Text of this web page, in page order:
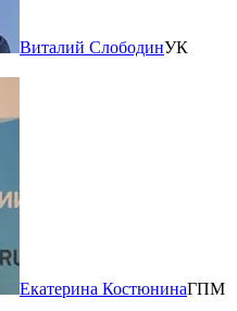
Виталий СлободинУК
Екатерина КостюнинаГПМ